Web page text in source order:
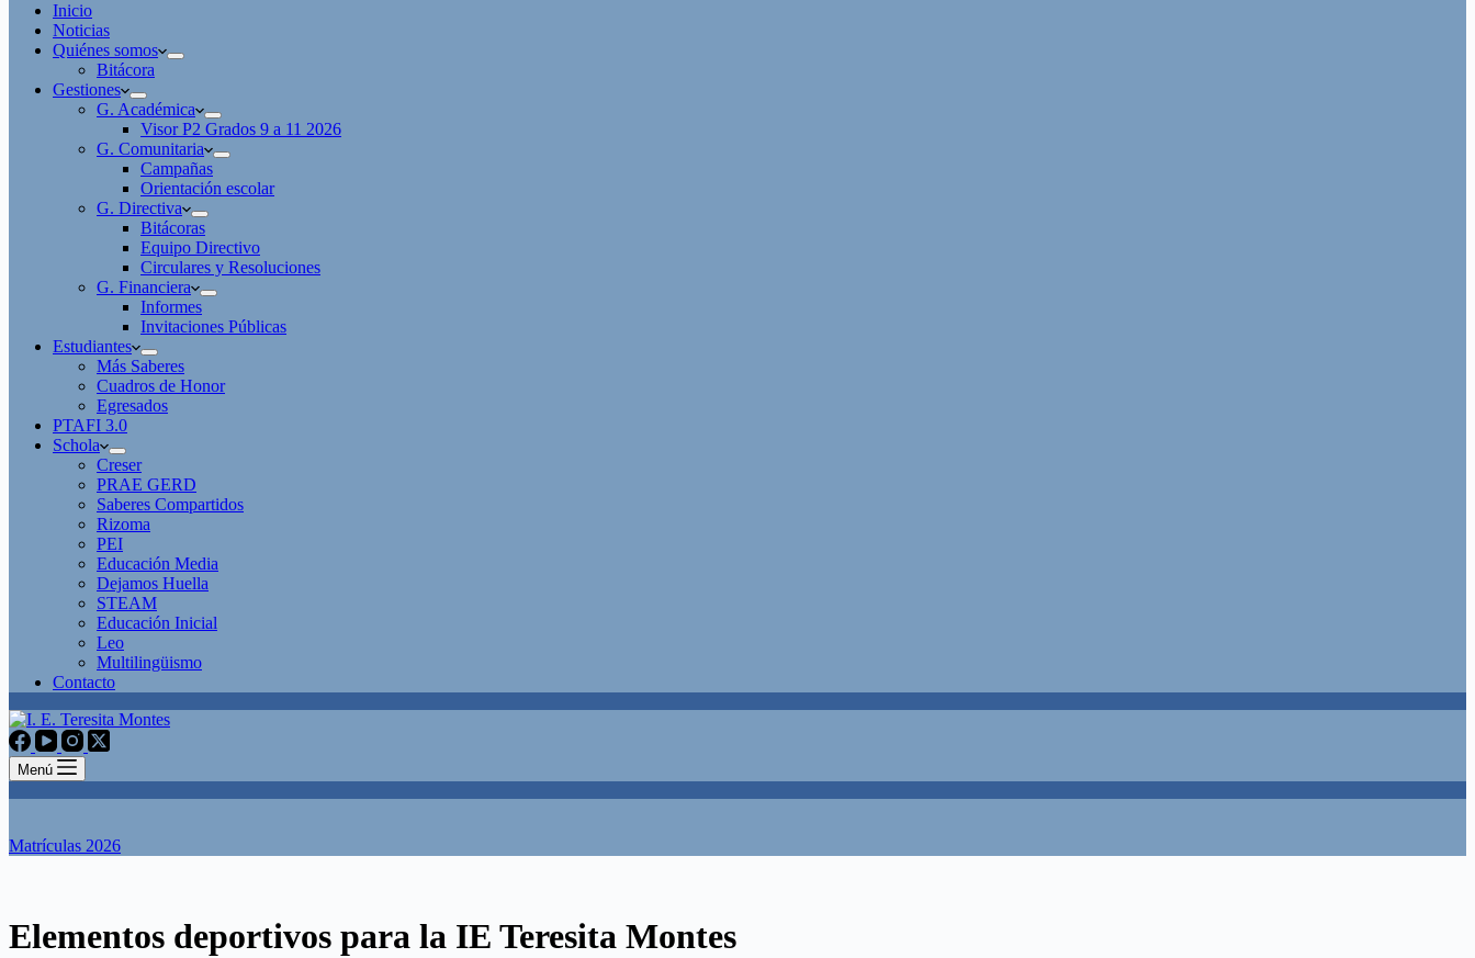
Inicio
Noticias
Quiénes somos
Bitácora
Gestiones
G. Académica
Visor P2 Grados 9 a 11 2026
G. Comunitaria
Campañas
Orientación escolar
G. Directiva
Bitácoras
Equipo Directivo
Circulares y Resoluciones
G. Financiera
Informes
Invitaciones Públicas
Estudiantes
Más Saberes
Cuadros de Honor
Egresados
PTAFI 3.0
Schola
Creser
PRAE GERD
Saberes Compartidos
Rizoma
PEI
Educación Media
Dejamos Huella
STEAM
Educación Inicial
Leo
Multilingüismo
Contacto
Menú
Matrículas 2026
Elementos deportivos para la IE Teresita Montes